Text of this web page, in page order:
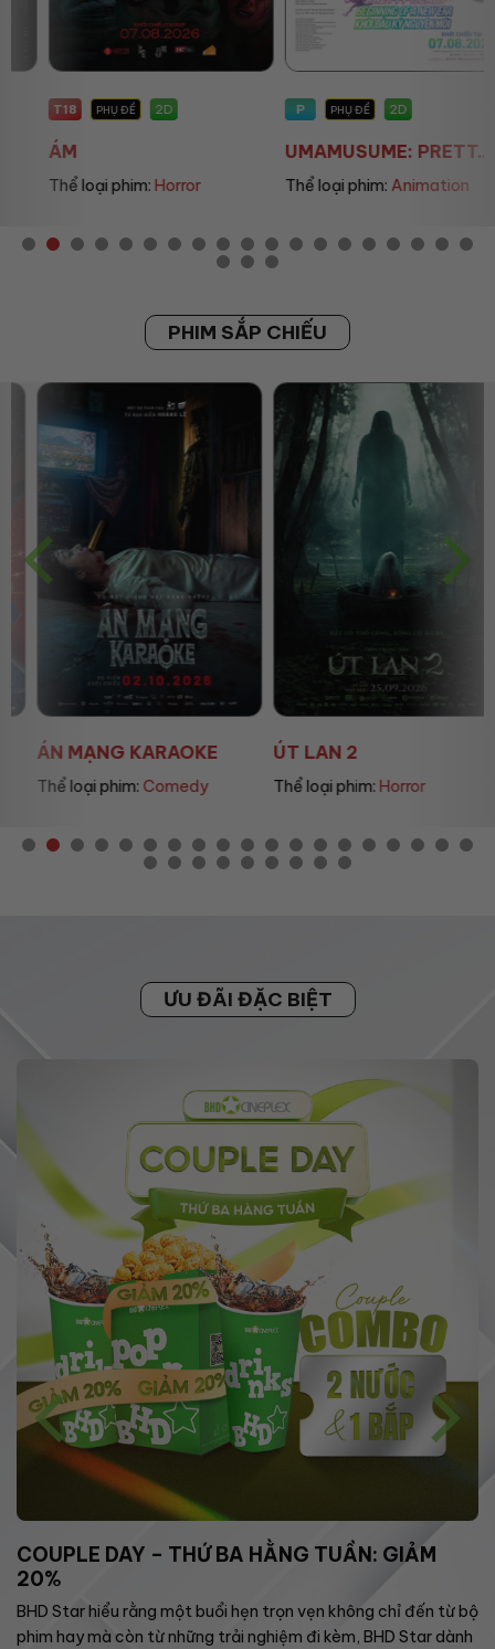
PHỤ ĐỀ 2D
Thể loại phim:Horror
PHỤ ĐỀ 2D
UMAMUSUME: PRETT...
Thể loại phim:Animation
PHIM SẮP CHIẾU
ÁN MẠNG KARAOKE
Thể loại phim:Comedy
ÚT LAN 2
Thể loại phim:Horror
ƯU ĐÃI ĐẶC BIỆT
COUPLE DAY – THỨ BA HẰNG TUẦN: GIẢM
20%
BHD Star hiểu rằng một buổi hẹn trọn vẹn không chỉ đến từ bộ
phim hay mà còn từ những trải nghiệm đi kèm, BHD Star dành